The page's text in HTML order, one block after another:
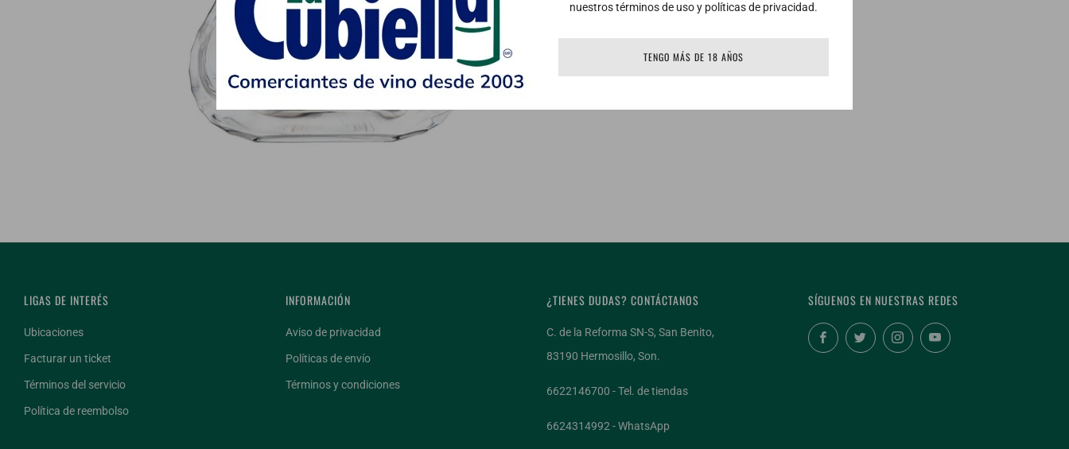
nuestros términos de uso y políticas de privacidad.
TENGO MÁS DE 18 AÑOS
¡ÚNETE AL CLUB DE VINO SIN COSTO!
Recibe 3 vinos a la puerta de tu casa mes con mes.
LIGAS DE INTERÉS
Ubicaciones
Facturar un ticket
Términos del servicio
Política de reembolso
INFORMACIÓN
Aviso de privacidad
Políticas de envío
Términos y condiciones
¿TIENES DUDAS? CONTÁCTANOS
C. de la Reforma SN-S, San Benito,
83190 Hermosillo, Son.
6622146700 - Tel. de tiendas
6624314992 - WhatsApp
SÍGUENOS EN NUESTRAS REDES
FacebookTwitterInstagramYouTube